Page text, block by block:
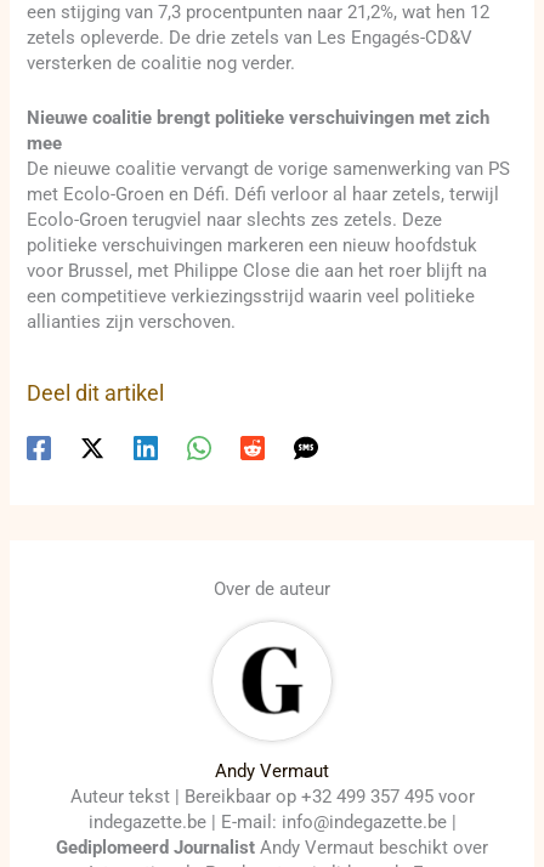
een stijging van 7,3 procentpunten naar 21,2%, wat hen 12
zetels opleverde. De drie zetels van Les Engagés-CD&V
versterken de coalitie nog verder.
Nieuwe coalitie brengt politieke verschuivingen met zich
mee
De nieuwe coalitie vervangt de vorige samenwerking van PS
met Ecolo-Groen en Défi. Défi verloor al haar zetels, terwijl
Ecolo-Groen terugviel naar slechts zes zetels. Deze
politieke verschuivingen markeren een nieuw hoofdstuk
voor Brussel, met Philippe Close die aan het roer blijft na
een competitieve verkiezingsstrijd waarin veel politieke
allianties zijn verschoven.
Deel dit artikel
Over de auteur
Andy Vermaut
Auteur tekst | Bereikbaar op +32 499 357 495 voor
indegazette.be | E-mail: info@indegazette.be |
Gediplomeerd Journalist Andy Vermaut beschikt over